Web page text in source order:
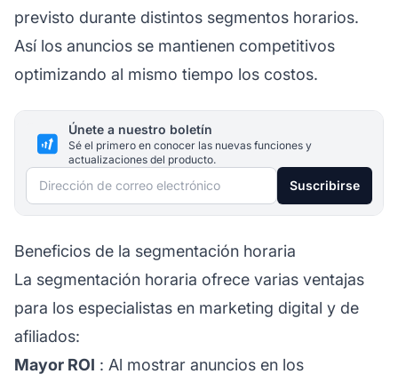
previsto durante distintos segmentos horarios.
Así los anuncios se mantienen competitivos
optimizando al mismo tiempo los costos.
Únete a nuestro boletín
Sé el primero en conocer las nuevas funciones y
actualizaciones del producto.
Dirección de correo electrónico Suscribirse
Beneficios de la segmentación horaria
La segmentación horaria ofrece varias ventajas
para los especialistas en marketing digital y de
afiliados:
Mayor ROI : Al mostrar anuncios en los